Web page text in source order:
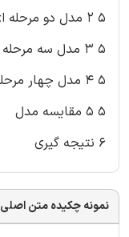
۵ ۲ مدل دو مرحله ای
۵ ۳ مدل سه مرحله ای
۵ ۴ مدل چهار مرحله ای
۵ ۵ مقایسه مدل
۶ نتیجه گیری
نمونه چکیده متن